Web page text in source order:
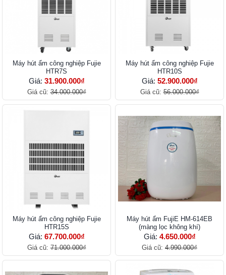
Máy hút ẩm công nghiệp Fujie
HTR7S
Giá: 31.900.000₫
Giá cũ:34.000.000₫
Máy hút ẩm công nghiệp Fujie
HTR10S
Giá: 52.900.000₫
Giá cũ:56.000.000₫
Máy hút ẩm công nghiệp Fujie
HTR15S
Giá: 67.700.000₫
Giá cũ:71.000.000₫
Máy hút ẩm FujiE HM-614EB
(màng lọc không khí)
Giá: 4.650.000₫
Giá cũ: 4.990.000₫